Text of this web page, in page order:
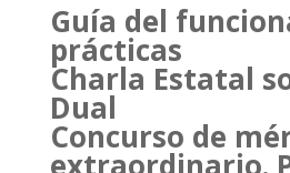
Guía del
prácticas
Charla Estatal
Dual
Concurso de